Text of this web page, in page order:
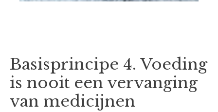
Basisprincipe 4. Voeding
is nooit een vervanging
van medicijnen